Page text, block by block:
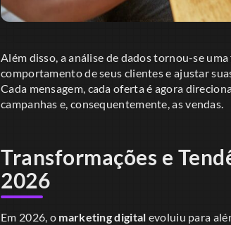
Além disso, a análise de dados tornou-se
comportamento de seus clientes e ajustar
Cada mensagem, cada oferta é agora
campanhas e, consequentemente, as vendas.
Transformações e
2026
Em 2026, o marketing digital evoluiu para